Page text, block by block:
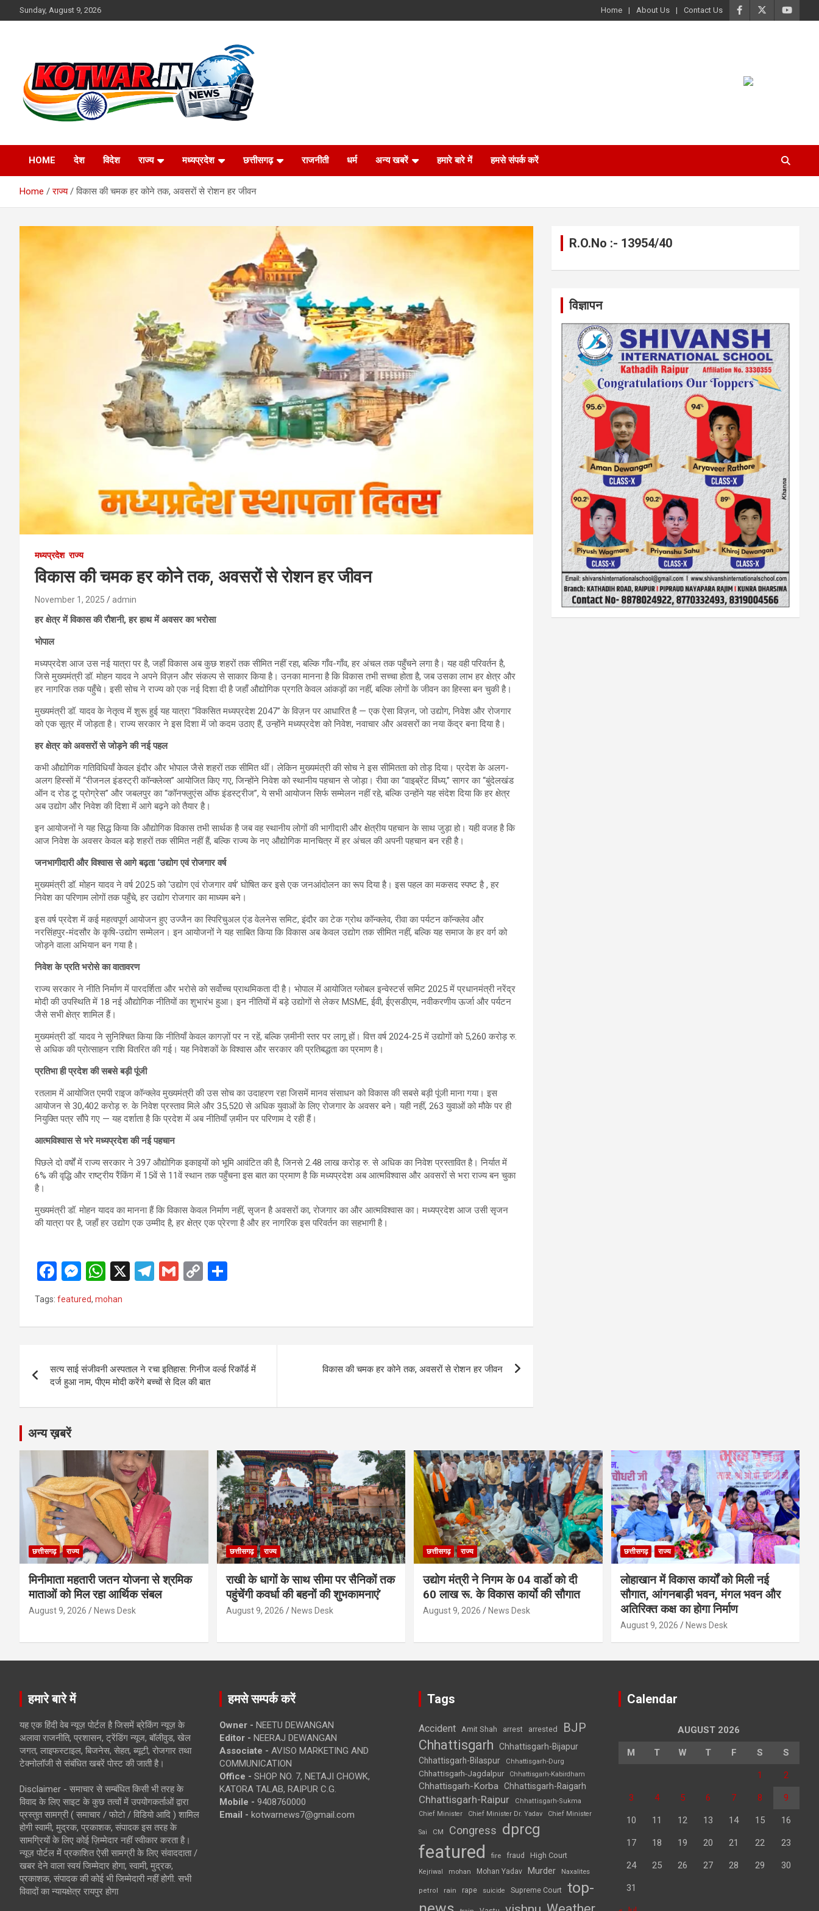
to
Sunday, August 9, 2026 Home About Us Contact Us
kotwar.in
HOME देश विदेश राज्य मध्यप्रदेश छत्तीसगढ़ राजनीती धर्म अन्य खबरें हमारे बारे में हमसे संपर्क करें
Home राज्य विकास की चमक हर कोने तक, अवसरों से रोशन हर जीवन
मध्यप्रदेश राज्य
विकास की चमक हर कोने तक, अवसरों से रोशन हर जीवन
November 1, 2025 admin
हर क्षेत्र में विकास की रौशनी, हर हाथ में अवसर का भरोसा
भोपाल
मध्यप्रदेश आज उस नई यात्रा पर है, जहाँ विकास अब कुछ शहरों तक सीमित नहीं रहा, बल्कि गाँव-गाँव, हर अंचल तक पहुँचने लगा है। यह वही परिवर्तन है,
जिसे मुख्यमंत्री डॉ. मोहन यादव ने अपने विज़न और संकल्प से साकार किया है। उनका मानना है कि विकास तभी सच्चा होता है, जब उसका लाभ हर क्षेत्र और
हर नागरिक तक पहुँचे। इसी सोच ने राज्य को एक नई दिशा दी है जहाँ औद्योगिक प्रगति केवल आंकड़ों का नहीं, बल्कि लोगों के जीवन का हिस्सा बन चुकी है।
मुख्यमंत्री डॉ. यादव के नेतृत्व में शुरू हुई यह यात्रा “विकसित मध्यप्रदेश 2047” के विज़न पर आधारित है — एक ऐसा विज़न, जो उद्योग, निवेश और रोजगार
को एक सूत्र में जोड़ता है। राज्य सरकार ने इस दिशा में जो कदम उठाए हैं, उन्होंने मध्यप्रदेश को निवेश, नवाचार और अवसरों का नया केंद्र बना दिया है।
हर क्षेत्र को अवसरों से जोड़ने की नई पहल
कभी औद्योगिक गतिविधियाँ केवल इंदौर और भोपाल जैसे शहरों तक सीमित थीं। लेकिन मुख्यमंत्री की सोच ने इस सीमितता को तोड़ दिया। प्रदेश के अलग-
अलग हिस्सों में “रीजनल इंडस्ट्री कॉन्क्लेव्स” आयोजित किए गए, जिन्होंने निवेश को स्थानीय पहचान से जोड़ा। रीवा का “वाइब्रेंट विंध्य,” सागर का “बुंदेलखंड
ऑन द रोड टू प्रोग्रेस” और जबलपुर का “कॉनफ्लुएंस ऑफ इंडस्ट्रीज”, ये सभी आयोजन सिर्फ सम्मेलन नहीं रहे, बल्कि उन्होंने यह संदेश दिया कि हर क्षेत्र
अब उद्योग और निवेश की दिशा में आगे बढ़ने को तैयार है।
इन आयोजनों ने यह सिद्ध किया कि औद्योगिक विकास तभी सार्थक है जब वह स्थानीय लोगों की भागीदारी और क्षेत्रीय पहचान के साथ जुड़ा हो। यही वजह है कि
आज निवेश के अवसर केवल बड़े शहरों तक सीमित नहीं हैं, बल्कि राज्य के नए औद्योगिक मानचित्र में हर अंचल की अपनी पहचान बन रही है।
जनभागीदारी और विश्वास से आगे बढ़ता ‘उद्योग एवं रोजगार वर्ष
मुख्यमंत्री डॉ. मोहन यादव ने वर्ष 2025 को ‘उद्योग एवं रोजगार वर्ष’ घोषित कर इसे एक जनआंदोलन का रूप दिया है। इस पहल का मकसद स्पष्ट है , हर
निवेश का परिणाम लोगों तक पहुँचे, हर उद्योग रोजगार का माध्यम बने।
इस वर्ष प्रदेश में कई महत्वपूर्ण आयोजन हुए उज्जैन का स्पिरिचुअल एंड वेलनेस समिट, इंदौर का टेक ग्रोथ कॉन्क्लेव, रीवा का पर्यटन कॉन्क्लेव और
नरसिंहपुर-मंदसौर के कृषि-उद्योग सम्मेलन। इन आयोजनों ने यह साबित किया कि विकास अब केवल उद्योग तक सीमित नहीं, बल्कि यह समाज के हर वर्ग को
जोड़ने वाला अभियान बन गया है।
निवेश के प्रति भरोसे का वातावरण
राज्य सरकार ने नीति निर्माण में पारदर्शिता और भरोसे को सर्वोच्च प्राथमिकता दी है। भोपाल में आयोजित ग्लोबल इन्वेस्टर्स समिट 2025 में प्रधानमंत्री नरेंद्र
मोदी की उपस्थिति में 18 नई औद्योगिक नीतियों का शुभारंभ हुआ। इन नीतियों में बड़े उद्योगों से लेकर MSME, ईवी, ईएसडीएम, नवीकरणीय ऊर्जा और पर्यटन
जैसे सभी क्षेत्र शामिल हैं।
मुख्यमंत्री डॉ. यादव ने सुनिश्चित किया कि नीतियाँ केवल कागज़ों पर न रहें, बल्कि ज़मीनी स्तर पर लागू हों। वित्त वर्ष 2024-25 में उद्योगों को 5,260 करोड़ रु.
से अधिक की प्रोत्साहन राशि वितरित की गई। यह निवेशकों के विश्वास और सरकार की प्रतिबद्धता का प्रमाण है।
प्रतिभा ही प्रदेश की सबसे बड़ी पूंजी
रतलाम में आयोजित एमपी राइज कॉन्क्लेव मुख्यमंत्री की उस सोच का उदाहरण रहा जिसमें मानव संसाधन को विकास की सबसे बड़ी पूंजी माना गया। इस
आयोजन से 30,402 करोड़ रु. के निवेश प्रस्ताव मिले और 35,520 से अधिक युवाओं के लिए रोजगार के अवसर बने। यही नहीं, 263 युवाओं को मौके पर ही
नियुक्ति पत्र सौंपे गए — यह दर्शाता है कि प्रदेश में अब नीतियाँ ज़मीन पर परिणाम दे रही हैं।
आत्मविश्वास से भरे मध्यप्रदेश की नई पहचान
पिछले दो वर्षों में राज्य सरकार ने 397 औद्योगिक इकाइयों को भूमि आवंटित की है, जिनसे 2.48 लाख करोड़ रु. से अधिक का निवेश प्रस्तावित है। निर्यात में
6% की वृद्धि और राष्ट्रीय रैंकिंग में 15वें से 11वें स्थान तक पहुँचना इस बात का प्रमाण है कि मध्यप्रदेश अब आत्मविश्वास और अवसरों से भरा राज्य बन चुका
है।
मुख्यमंत्री डॉ. मोहन यादव का मानना हैं कि विकास केवल निर्माण नहीं, सृजन है अवसरों का, रोजगार का और आत्मविश्वास का। मध्यप्रदेश आज उसी सृजन
की यात्रा पर है, जहाँ हर उद्योग एक उम्मीद है, हर क्षेत्र एक प्रेरणा है और हर नागरिक इस परिवर्तन का सहभागी है।
F
a
ce
b
o
k
M
es
se
n
er
W
h
at
s
p
p
X
T
gr
m
G
C
Li
k
e
Tags: featured, mohan
navigation
सत्य साई संजीवनी अस्पताल ने रचा इतिहास: गिनीज वर्ल्ड रिकॉर्ड में
दर्ज हुआ नाम, पीएम मोदी करेंगे बच्चों से दिल की बात
विकास की चमक हर कोने तक, अवसरों से रोशन हर जीवन
R.O.No :- 13954/40
विज्ञापन
अन्य ख़बरें
छत्तीसगढ़ राज्य
मिनीमाता महतारी जतन योजना से श्रमिक
माताओं को मिल रहा आर्थिक संबल
August 9, 2026 News Desk
छत्तीसगढ़ राज्य
राखी के धागों के साथ सीमा पर सैनिकों तक
पहुंचेंगी कवर्धा की बहनों की शुभकामनाएं’
August 9, 2026 News Desk
छत्तीसगढ़ राज्य
उद्योग मंत्री ने निगम के 04 वार्डाे को दी
60 लाख रू. के विकास कार्याे की सौगात
August 9, 2026 News Desk
छत्तीसगढ़ राज्य
लोहाखान में विकास कार्यों को मिली नई
सौगात, आंगनबाड़ी भवन, मंगल भवन और
अतिरिक्त कक्ष का होगा निर्माण
August 9, 2026 News Desk
हमारे बारे में
यह एक हिंदी वेब न्यूज़ पोर्टल है जिसमें ब्रेकिंग न्यूज़ के
अलावा राजनीति, प्रशासन, ट्रेंडिंग न्यूज, बॉलीवुड, खेल
जगत, लाइफस्टाइल, बिजनेस, सेहत, ब्यूटी, रोजगार तथा
टेक्नोलॉजी से संबंधित खबरें पोस्ट की जाती है।
Disclaimer - समाचार से सम्बंधित किसी भी तरह के
विवाद के लिए साइट के कुछ तत्वों में उपयोगकर्ताओं द्वारा
प्रस्तुत सामग्री ( समाचार / फोटो / विडियो आदि ) शामिल
होगी स्वामी, मुद्रक, प्रकाशक, संपादक इस तरह के
सामग्रियों के लिए कोई ज़िम्मेदार नहीं स्वीकार करता है।
न्यूज़ पोर्टल में प्रकाशित ऐसी सामग्री के लिए संवाददाता /
खबर देने वाला स्वयं जिम्मेदार होगा, स्वामी, मुद्रक,
प्रकाशक, संपादक की कोई भी जिम्मेदारी नहीं होगी. सभी
विवादों का न्यायक्षेत्र रायपुर होगा
हमसे सम्पर्क करें
Owner - NEETU DEWANGAN
Editor - NEERAJ DEWANGAN
Associate - AVISO MARKETING AND
COMMUNICATION
Office - SHOP NO. 7, NETAJI CHOWK,
KATORA TALAB, RAIPUR C.G.
Mobile - 9408760000
Email - kotwarnews7@gmail.com
Tags
Accident Amit Shah arrest arrested BJP
Chhattisgarh
Chhattisgarh-Bijapur
Chhattisgarh-Bilaspur
Chhattisgarh-Durg
Chhattisgarh-Jagdalpur Chhattisgarh-Kabirdham
Chhattisgarh-Korba Chhattisgarh-Raigarh
Chhattisgarh-Raipur
Chhattisgarh-Sukma
Chief Minister
Chief Minister Dr. Yadav Chief Minister
Sai CM Congress dprcg
featured fire fraud High Court
Kejriwal mohan Mohan Yadav Murder Naxalites
petrol rain rape suicide Supreme Court top-
Calendar
AUGUST 2026
M T W T F S S
1 2
3 4 5 6 7 8 9
10 11 12 13 14 15 16
17 18 19 20 21 22 23
24 25 26 27 28 29 30
31